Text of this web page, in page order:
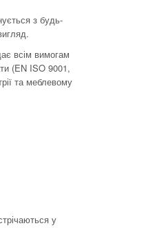
з будь-
всім вимогам
(EN ISO 9001,
та меблевому
у